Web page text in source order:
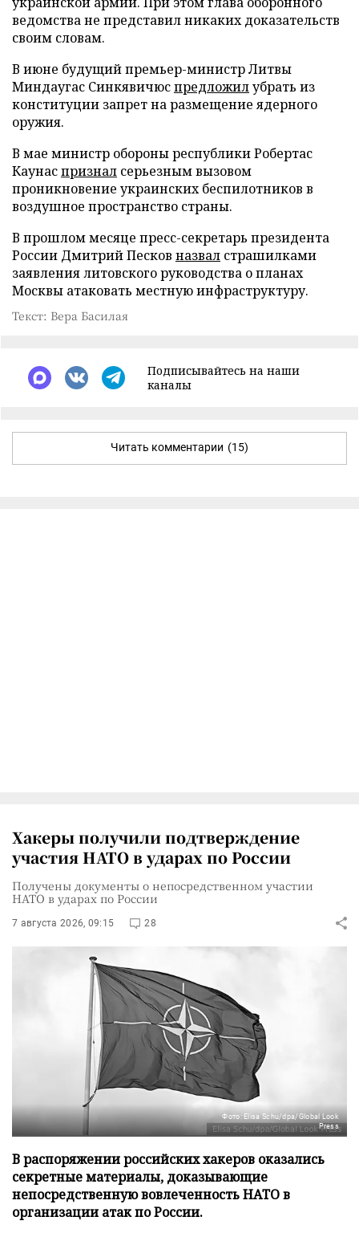
ведомства не представил никаких доказательств
своим словам.
В июне будущий премьер-министр Литвы
Миндаугас Синкявичюспредложилубрать из
конституции запрет на размещение ядерного
оружия.
В мае министр обороны республики Робертас
Каунаспризнал серьезным вызовом
проникновение украинских беспилотников в
воздушное пространство страны.
В прошлом месяце пресс-секретарь президента
России Дмитрий Песков назвал страшилками
заявления литовского руководства о планах
Москвы атаковать местную инфраструктуру.
Текст: Вера Басилая
Подписывайтесь на наши
каналы
Читать комментарии (15)
Хакеры получили подтверждение
участия НАТО в ударах по России
Получены документы о непосредственном участии
НАТО в ударах по России
7 августа 2026, 09:15 28
Фото: Elisa Schu/dpa/Global Look
Press
В распоряжении российских хакеров оказались
секретные материалы, доказывающие
непосредственную вовлеченность НАТО в
организации атак по России.